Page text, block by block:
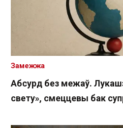
Абсурд без межаў.
свету», смеццевы бак
Замежжа